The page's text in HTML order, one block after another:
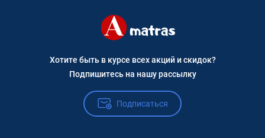
Хотите быть в курсе всех акций и скидок?
Подпишитесь на нашу рассылку
Подписаться